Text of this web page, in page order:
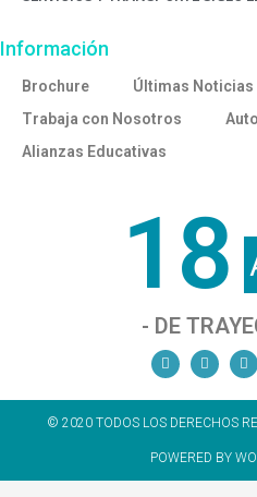
Información
Brochure
Últimas Noticias
Trabaja con Nosotros
Alianzas Educativas
18
- DE
© 2020 TODOS LOS DERECHOS
POWERED BY